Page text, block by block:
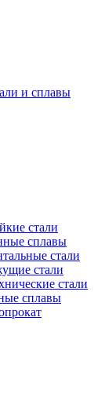
и сплавы
стали
сплавы
стали
стали
стали
сплавы